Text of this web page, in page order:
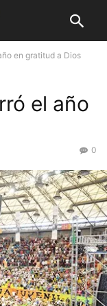
en gratitud a Dios
el año
0